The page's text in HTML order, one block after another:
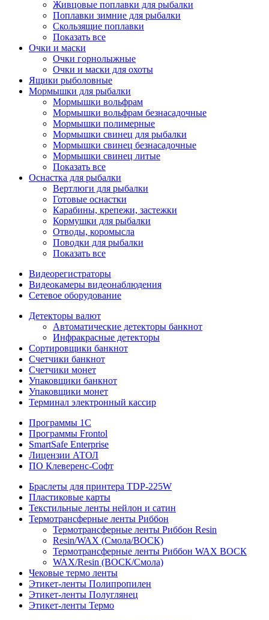
Живцовые поплавки для рыбалки
Поплавки зимние для рыбалки
Скользящие поплавки
Показать все
Очки и маски
Очки горнолыжные
Очки и маски для охоты
Ящики рыболовные
Мормышки для рыбалки
Мормышки вольфрам
Мормышки вольфрам безнасадочные
Мормышки полимерные
Мормышки свинец для рыбалки
Мормышки свинец безнасадочные
Мормышки свинец литые
Показать все
Оснастка для рыбалки
Вертлюги для рыбалки
Готовые оснастки
Карабины, крепежи, застежки
Кормушки для рыбалки
Отводы, коромысла
Поводки для рыбалки
Показать все
Видеорегистраторы
Видеокамеры видеонаблюдения
Сетевое оборудование
Детекторы валют
Автоматические детекторы банкнот
Инфракрасные детекторы
Сортировщики банкнот
Счетчики банкнот
Счетчики монет
Упаковщики банкнот
Упаковщики монет
Терминал электронный кассир
Программы 1C
Программы Frontol
SmartSafe Enterprise
Лицензии АТОЛ
ПО Клеверенс-Софт
Браслеты для принтера TDP-225W
Пластиковые карты
Текстильные ленты нейлон и сатин
Термотрансферные ленты Риббон
Термотрансферные ленты Риббон Resin
Resin/WAX (Смола/ВОСК)
Термотрансферные ленты Риббон WAX ВОСК
WAX/Resin (ВОСК/Смола)
Чековые термо ленты
Этикет-ленты Полипропилен
Этикет-ленты Полуглянец
Этикет-ленты Термо